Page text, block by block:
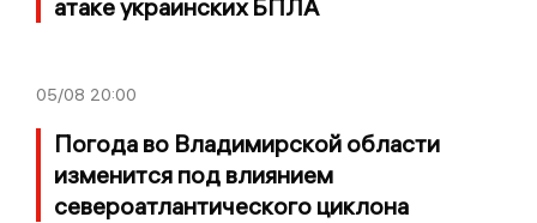
атаке украинских БПЛА
05/08 20:00
Погода во Владимирской области
изменится под влиянием
североатлантического циклона